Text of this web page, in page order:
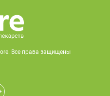
Все права защищены